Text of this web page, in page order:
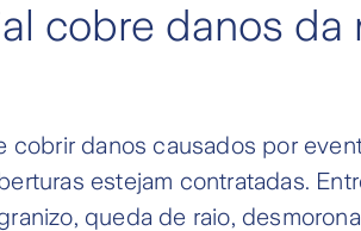
cobre danos da
cobrir danos causados por
estejam contratadas.
queda de raio,